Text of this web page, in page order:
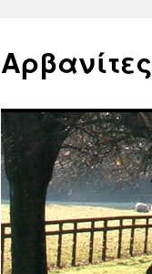
περιεχόμενο